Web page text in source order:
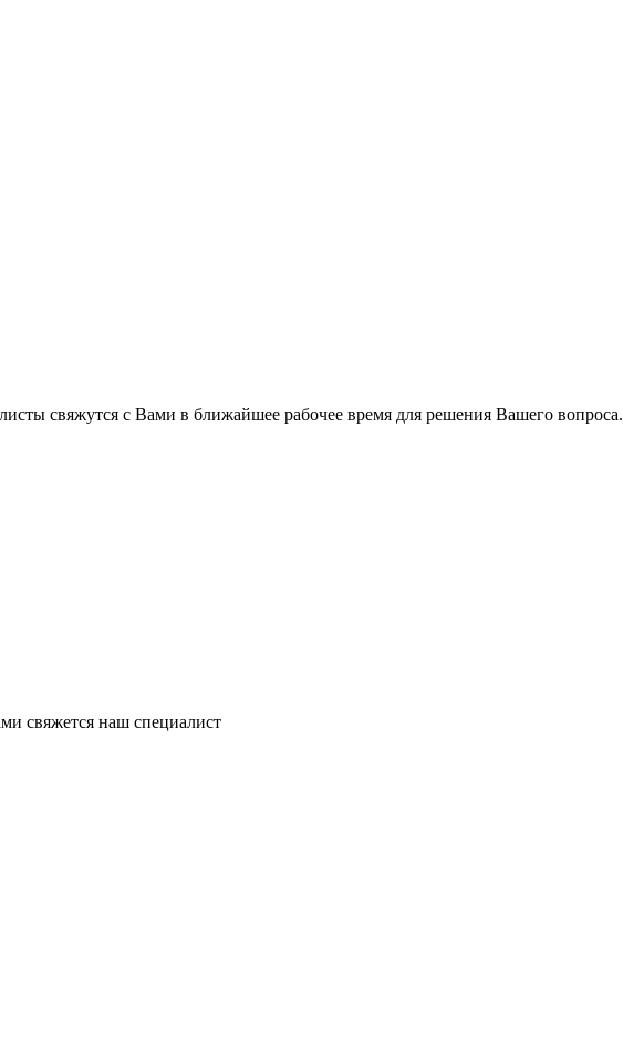
свяжутся с Вами в ближайшее рабочее время для решения Вашего вопроса.
свяжется наш специалист